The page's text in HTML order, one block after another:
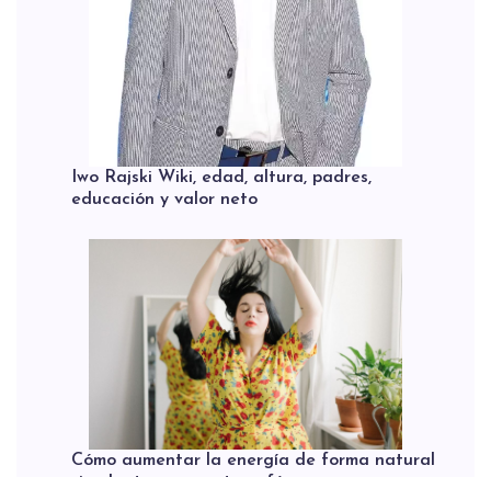
Iwo Rajski Wiki, edad, altura, padres,
educación y valor neto
Cómo aumentar la energía de forma natural